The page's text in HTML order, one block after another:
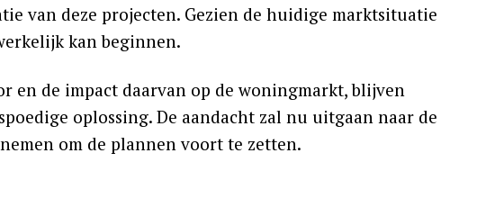
van deze projecten. Gezien de huidige marktsituatie
kan beginnen.
en de impact daarvan op de woningmarkt, blijven
oplossing. De aandacht zal nu uitgaan naar de
om de plannen voort te zetten.